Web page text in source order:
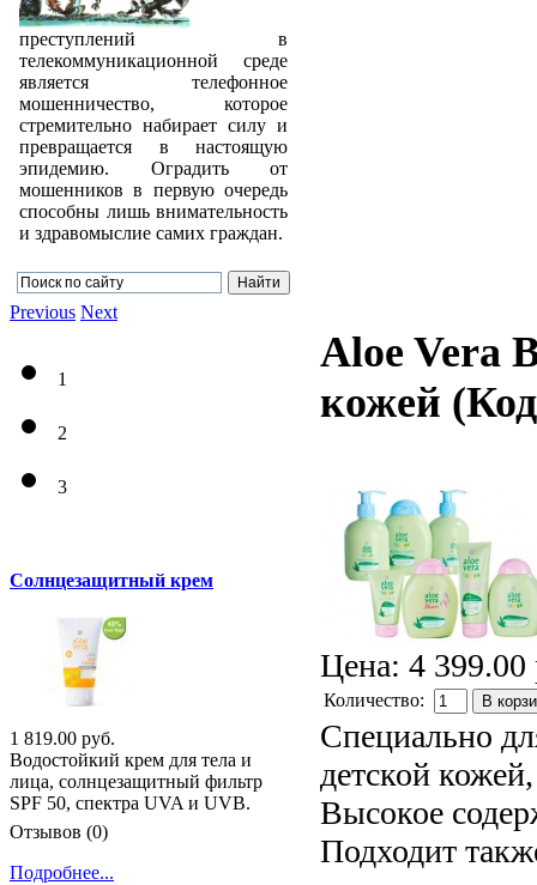
преступлений в
телекоммуникационной среде
является телефонное
мошенничество, которое
стремительно набирает силу и
превращается в настоящую
эпидемию. Оградить от
мошенников в первую очередь
способны лишь внимательность
и здравомыслие самих граждан.
Aloe Vera
кожей
Цена: 4 399.00
Количество: В
Специально
детской
Высокое
Подходит
Previous Next
1
2
3
Солнцезащитный крем
1 819.00 руб.
Водостойкий крем для тела и
лица, солнцезащитный фильтр
SPF 50, спектра UVA и UVB.
Отзывов (0)
Подробнее...